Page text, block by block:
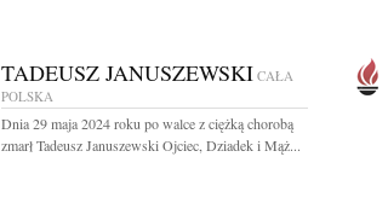
TADEUSZ JANUSZEWSKI CAŁA
POLSKA
Dnia 29 maja 2024 roku po walce z ciężką chorobą
zmarł Tadeusz Januszewski Ojciec, Dziadek i Mąż...